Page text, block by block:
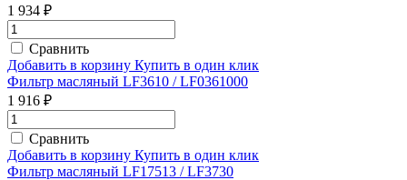
1 934 ₽
Сравнить
Добавить в корзину Купить в один клик
Фильтр масляный LF3610 / LF0361000
1 916 ₽
Сравнить
Добавить в корзину Купить в один клик
Фильтр масляный LF17513 / LF3730